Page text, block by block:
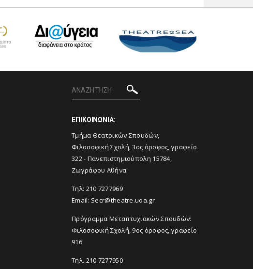
ΕΠΙΚΟΙΝΩΝΙΑ:
Tμήμα Θεατρικών Σπουδών,
Φιλοσοφική Σχολή, 3ος όροφος, γραφείο
322 - Πανεπιστημιούπολη 15784,
Ζωγράφου Αθήνα
Τηλ: 210 7277969
Email: Secr@theatre.uoa.gr
Πρόγραμμα Μεταπτυχιακών Σπουδών:
Φιλοσοφική Σχολή, 9ος όροφος, γραφείο
916
Τηλ. 210 7277950